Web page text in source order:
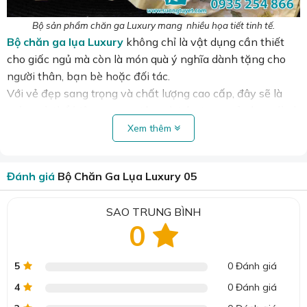
Bộ sản phẩm chăn ga Luxury mang nhiều họa tiết tinh tế.
Bộ chăn ga lụa Luxury không chỉ là vật dụng cần thiết
cho giấc ngủ mà còn là món quà ý nghĩa dành tặng cho
người thân, bạn bè hoặc đối tác.
Với vẻ đẹp sang trọng và chất lượng cao cấp, đây sẽ là
Sản phẩm hầu hết đều làm với họa tiết tự nhiên, viền trơn
phần lộng lẫy.
Xem thêm
Đánh giá Bộ Chăn Ga Lụa Luxury 05
SAO TRUNG BÌNH
0
5
0 Đánh giá
4
0 Đánh giá